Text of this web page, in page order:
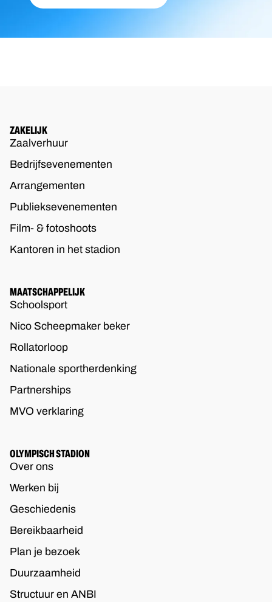
ZAKELIJK
Zaalverhuur
Bedrijfsevenementen
Arrangementen
Publieksevenementen
Film- & fotoshoots
Kantoren in het stadion
MAATSCHAPPELIJK
Schoolsport
Nico Scheepmaker beker
Rollatorloop
Nationale sportherdenking
Partnerships
MVO verklaring
OLYMPISCH STADION
Over ons
Werken bij
Geschiedenis
Bereikbaarheid
Plan je bezoek
Duurzaamheid
Structuur en ANBI